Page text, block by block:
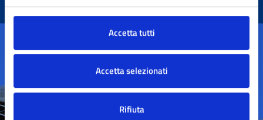
Accetta tutti
Accetta selezionati
Rifiuta
Contatta il comune